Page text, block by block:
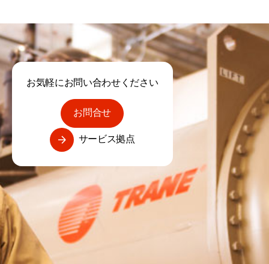
お気軽にお問い合わせください
お問合せ
サービス拠点